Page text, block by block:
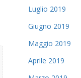
Luglio 2019
Giugno 2019
Maggio 2019
Aprile 2019